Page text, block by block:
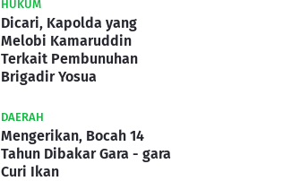
HUKUM
Dicari, Kapolda yang
Melobi Kamaruddin
Terkait Pembunuhan
Brigadir Yosua
DAERAH
Mengerikan, Bocah 14
Tahun Dibakar Gara - gara
Curi Ikan